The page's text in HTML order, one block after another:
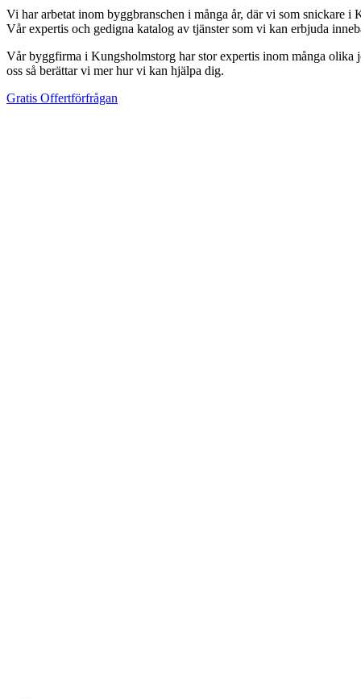
Vi har arbetat inom byggbranschen i många år, där vi som snickare
Vår expertis och gedigna katalog av tjänster som vi kan erbjuda
Vår byggfirma i Kungsholmstorg har stor expertis inom många
oss så berättar vi mer hur vi kan hjälpa dig.
Gratis Offertförfrågan